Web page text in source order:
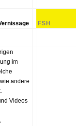
FSH
im
andere
Videos